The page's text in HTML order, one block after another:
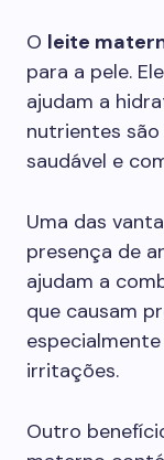
O leite
para a pele.
ajudam a
nutrientes
saudável e
Uma das
presença de
ajudam a
que causam
irritações.
Outro